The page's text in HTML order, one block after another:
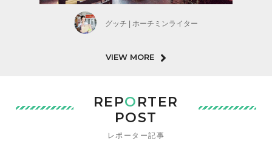
グッチ | ホーチミンライター
VIEW MORE
REPORTER
POST
レポーター記事